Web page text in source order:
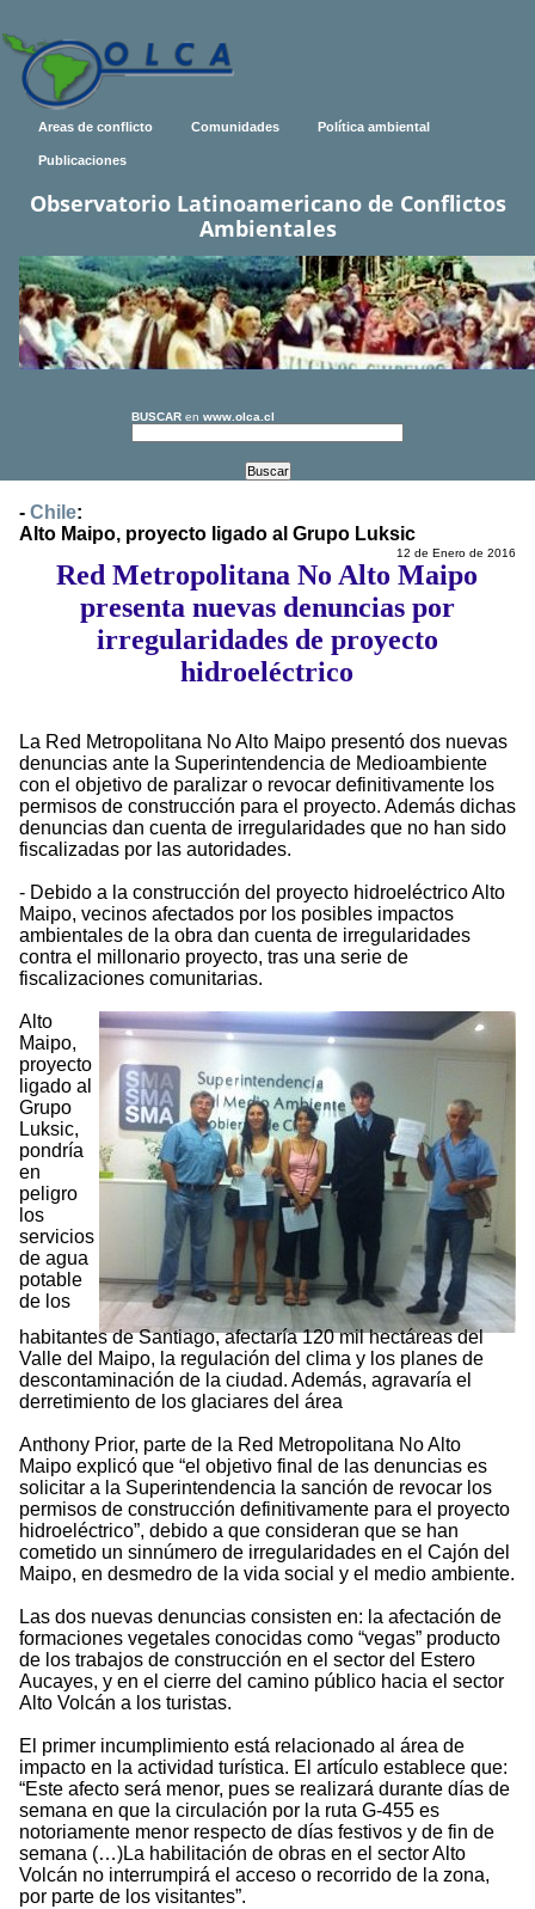
Areas de conflicto Comunidades Política ambiental
Publicaciones
Observatorio Latinoamericano de Conflictos
Ambientales
BUSCAR en www.olca.cl
- Chile:
Alto Maipo, proyecto ligado al Grupo Luksic
12 de Enero de 2016
Red Metropolitana No Alto Maipo
presenta nuevas denuncias por
irregularidades de proyecto
hidroeléctrico
La Red Metropolitana No Alto Maipo presentó dos nuevas
denuncias ante la Superintendencia de Medioambiente
con el objetivo de paralizar o revocar definitivamente los
permisos de construcción para el proyecto. Además dichas
denuncias dan cuenta de irregularidades que no han sido
fiscalizadas por las autoridades.
- Debido a la construcción del proyecto hidroeléctrico Alto
Maipo, vecinos afectados por los posibles impactos
ambientales de la obra dan cuenta de irregularidades
contra el millonario proyecto, tras una serie de
fiscalizaciones comunitarias.
Alto
Maipo,
proyecto
ligado al
Grupo
Luksic,
pondría
en
peligro
los
servicios
de agua
potable
de los
habitantes de Santiago, afectaría 120 mil hectáreas del
Valle del Maipo, la regulación del clima y los planes de
descontaminación de la ciudad. Además, agravaría el
derretimiento de los glaciares del área
Anthony Prior, parte de la Red Metropolitana No Alto
Maipo explicó que “el objetivo final de las denuncias es
solicitar a la Superintendencia la sanción de revocar los
permisos de construcción definitivamente para el proyecto
hidroeléctrico”, debido a que consideran que se han
cometido un sinnúmero de irregularidades en el Cajón del
Maipo, en desmedro de la vida social y el medio ambiente.
Las dos nuevas denuncias consisten en: la afectación de
formaciones vegetales conocidas como “vegas” producto
de los trabajos de construcción en el sector del Estero
Aucayes, y en el cierre del camino público hacia el sector
Alto Volcán a los turistas.
El primer incumplimiento está relacionado al área de
impacto en la actividad turística. El artículo establece que:
“Este afecto será menor, pues se realizará durante días de
semana en que la circulación por la ruta G-455 es
notoriamente menor respecto de días festivos y de fin de
semana (…)La habilitación de obras en el sector Alto
Volcán no interrumpirá el acceso o recorrido de la zona,
por parte de los visitantes”.